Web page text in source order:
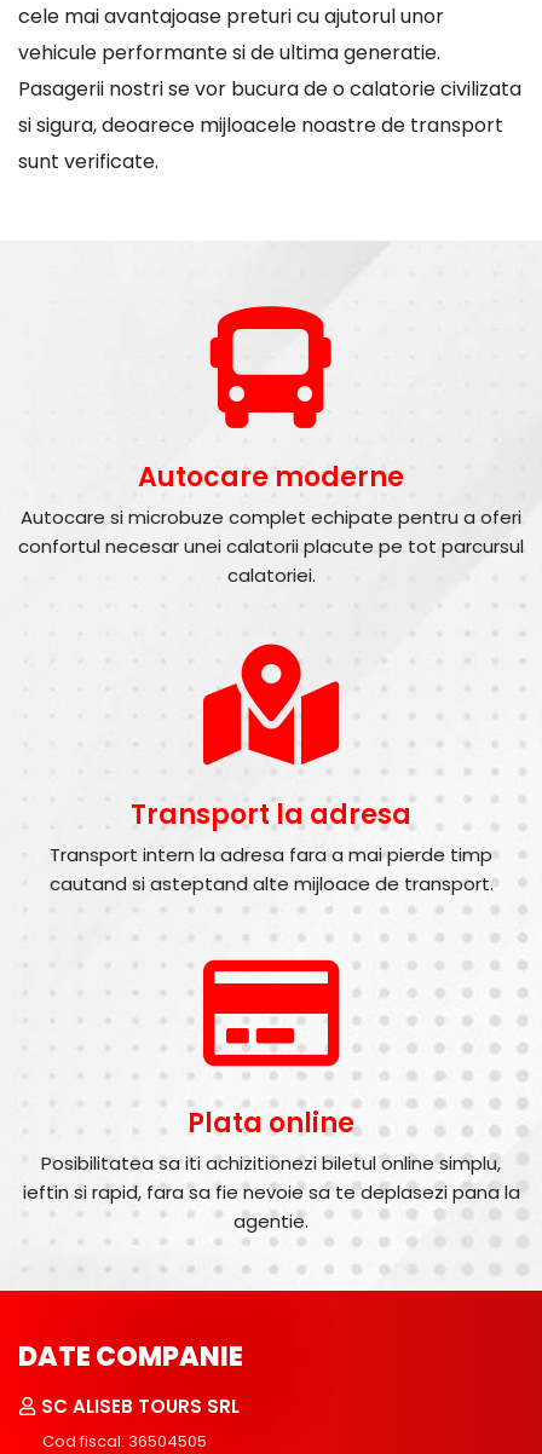
cele mai avantajoase preturi cu ajutorul unor
vehicule performante si de ultima generatie.
Pasagerii nostri se vor bucura de o calatorie civilizata
si sigura, deoarece mijloacele noastre de transport
sunt verificate.
Autocare moderne
Autocare si microbuze complet echipate pentru a oferi
confortul necesar unei calatorii placute pe tot parcursul
calatoriei.
Transport la adresa
Transport intern la adresa fara a mai pierde timp
cautand si asteptand alte mijloace de transport.
Plata online
Posibilitatea sa iti achizitionezi biletul online simplu,
ieftin si rapid, fara sa fie nevoie sa te deplasezi pana la
agentie.
DATE COMPANIE
SC ALISEB TOURS SRL
Cod fiscal: 36504505